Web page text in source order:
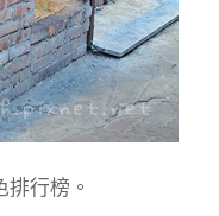
行榜。